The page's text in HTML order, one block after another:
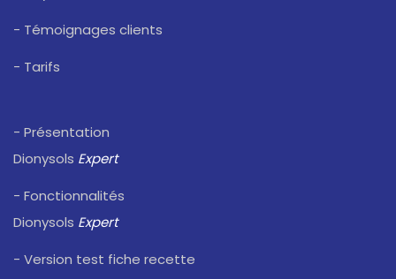
- Témoignages clients
- Tarifs
- Présentation
Dionysols Expert
- Fonctionnalités
Dionysols Expert
- Version test fiche recette